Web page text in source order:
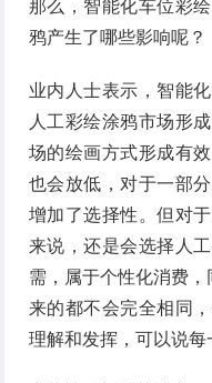
那么，智能化车位彩
鸦产生了哪些影响呢？
业内人士表示，智能
人工彩绘涂鸦市场形
场的绘画方式形成有
也会放低，对于一部
增加了选择性。但对
来说，还是会选择人
需，属于个性化消费
来的都不会完全相同
理解和发挥，可以说每